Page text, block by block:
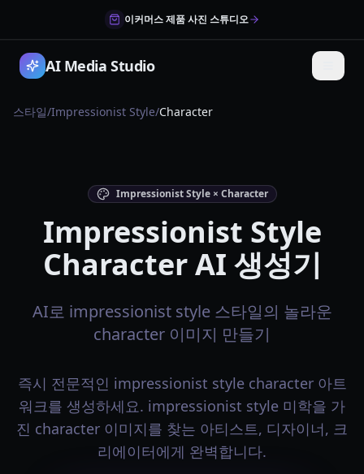
이커머스 제품 사진 스튜디오
AI Media Studio
스타일/Impressionist Style/Character
Impressionist Style × Character
Impressionist Style
Character AI 생성기
AI로 impressionist style 스타일의 놀라운
character 이미지 만들기
즉시 전문적인 impressionist style character 아트
워크를 생성하세요. impressionist style 미학을 가
진 character 이미지를 찾는 아티스트, 디자이너, 크
리에이터에게 완벽합니다.